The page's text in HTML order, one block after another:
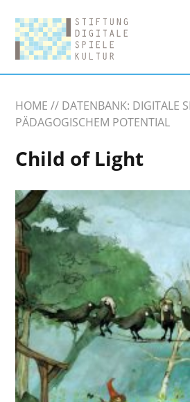
HOME
DATENBANK: DIGITALE
PÄDAGOGISCHEM POTENTIAL
Child of Light